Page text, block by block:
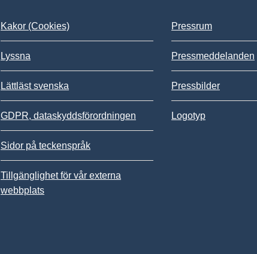
Kakor (Cookies)
Lyssna
Lättläst svenska
GDPR, dataskyddsförordningen
Sidor på teckenspråk
Tillgänglighet för vår externa
webbplats
Pressrum
Pressmeddelanden
Pressbilder
Logotyp